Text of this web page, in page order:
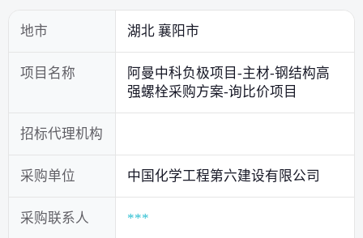
地市 湖北 襄阳市
项目名称
阿曼中科负极项目-主材-钢结构高
强螺栓采购方案-询比价项目
招标代理机构
采购单位 中国化学工程第六建设有限公司
采购联系人 ***